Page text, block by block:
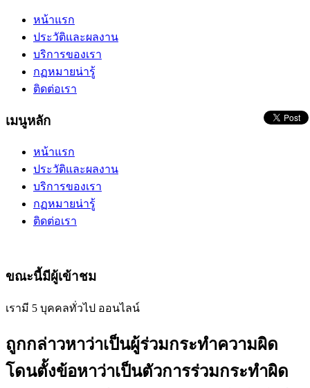
หน้าแรก
ประวัติและผลงาน
บริการของเรา
กฏหมายน่ารู้
ติดต่อเรา
เมนูหลัก
หน้าแรก
ประวัติและผลงาน
บริการของเรา
กฏหมายน่ารู้
ติดต่อเรา
ขณะนี้มีผู้เข้าชม
เรามี 5 บุคคลทั่วไป ออนไลน์
ถูกกล่าวหาว่าเป็นผู้ร่วมกระทำความผิด
โดนตั้งข้อหาว่าเป็นตัวการร่วมกระทำผิด